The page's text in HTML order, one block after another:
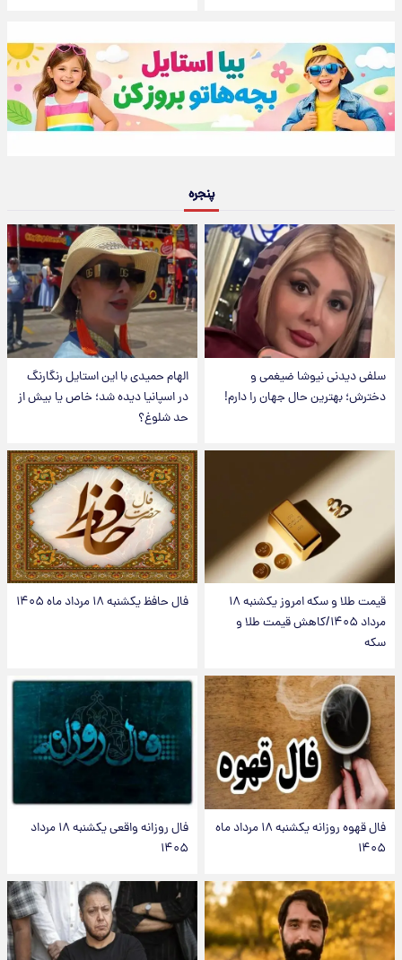
پنجره
سلفی دیدنی نیوشا ضیغمی و
دخترش؛ بهترین حال جهان را دارم!
الهام حمیدی با این استایل رنگارنگ
در اسپانیا دیده شد؛ خاص یا بیش از
حد شلوغ؟
قیمت طلا و سکه امروز یکشنبه ۱۸
مرداد ۱۴۰۵/کاهش قیمت طلا و
سکه
فال حافظ یکشنبه ۱۸ مرداد ماه ۱۴۰۵
فال قهوه روزانه یکشنبه ۱۸ مرداد ماه
۱۴۰۵
فال روزانه واقعی یکشنبه ۱۸ مرداد
۱۴۰۵